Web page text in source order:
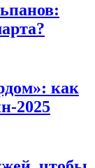
как
2025